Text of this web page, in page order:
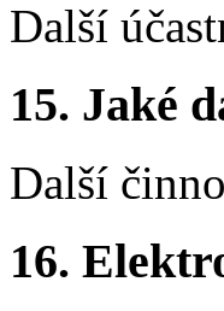
Další
15. Jaké
Další
16.